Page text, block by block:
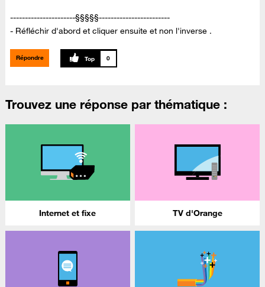
----------------------§§§§§------------------------
- Réfléchir d'abord et cliquer ensuite et non l'inverse .
Répondre 0
Trouvez une réponse par thématique :
Internet et fixe TV d'Orange